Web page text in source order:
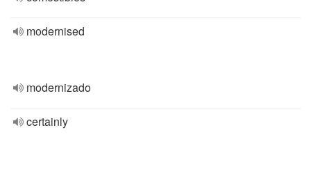
modernised
modernizado
certainly